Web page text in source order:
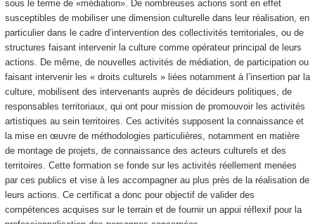
sous le terme de «médiation». De nombreuses actions sont en effet
susceptibles de mobiliser une dimension culturelle dans leur réalisation, en
particulier dans le cadre d’intervention des collectivités territoriales, ou de
structures faisant intervenir la culture comme opérateur principal de leurs
actions. De même, de nouvelles activités de médiation, de participation ou
faisant intervenir les « droits culturels » liées notamment à l’insertion par la
culture, mobilisent des intervenants auprès de décideurs politiques, de
responsables territoriaux, qui ont pour mission de promouvoir les activités
artistiques au sein territoires. Ces activités supposent la connaissance et
la mise en œuvre de méthodologies particulières, notamment en matière
de montage de projets, de connaissance des acteurs culturels et des
territoires. Cette formation se fonde sur les activités réellement menées
par ces publics et vise à les accompagner au plus près de la réalisation de
leurs actions. Ce certificat a donc pour objectif de valider des
compétences acquises sur le terrain et de fournir un appui réflexif pour la